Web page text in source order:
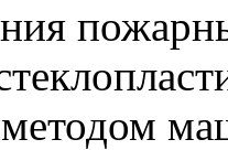
методом